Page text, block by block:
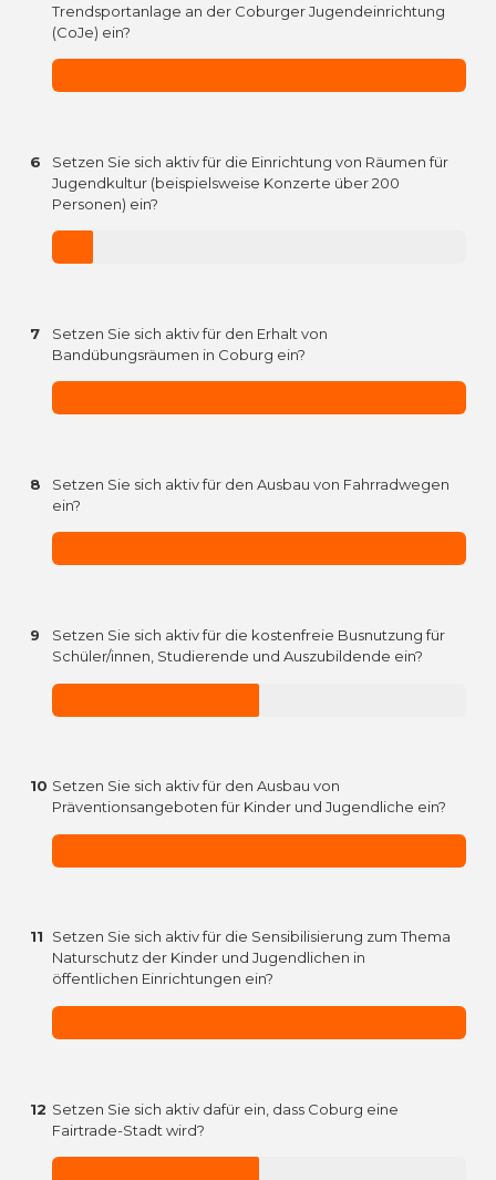
Trendsportanlage an der Coburger Jugendeinrichtung
(CoJe) ein?
6
Setzen Sie sich aktiv für die Einrichtung von Räumen für
Jugendkultur (beispielsweise Konzerte über 200
Personen) ein?
7
Setzen Sie sich aktiv für den Erhalt von
Bandübungsräumen in Coburg ein?
8
Setzen Sie sich aktiv für den Ausbau von Fahrradwegen
ein?
9
Setzen Sie sich aktiv für die kostenfreie Busnutzung für
Schüler/innen, Studierende und Auszubildende ein?
10 Setzen Sie sich aktiv für den Ausbau von
Präventionsangeboten für Kinder und Jugendliche ein?
11
Setzen Sie sich aktiv für die Sensibilisierung zum Thema
Naturschutz der Kinder und Jugendlichen in
öffentlichen Einrichtungen ein?
12 Setzen Sie sich aktiv dafür ein, dass Coburg eine
Fairtrade-Stadt wird?